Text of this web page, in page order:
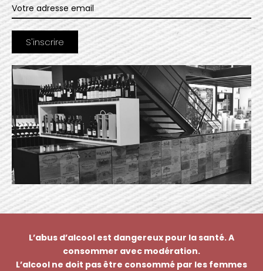
L’abus d’alcool est dangereux pour la santé. A
consommer avec modération.
L’alcool ne doit pas être consommé par les femmes